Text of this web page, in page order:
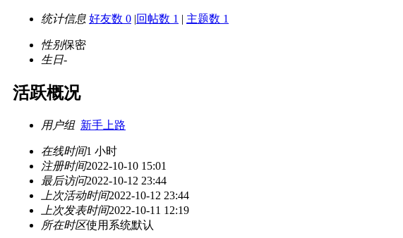
统计信息 好友数 0 |回帖数 1 | 主题数 1
性别保密
生日-
活跃概况
用户组 新手上路
在线时间1 小时
注册时间2022-10-10 15:01
最后访问2022-10-12 23:44
上次活动时间2022-10-12 23:44
上次发表时间2022-10-11 12:19
所在时区使用系统默认